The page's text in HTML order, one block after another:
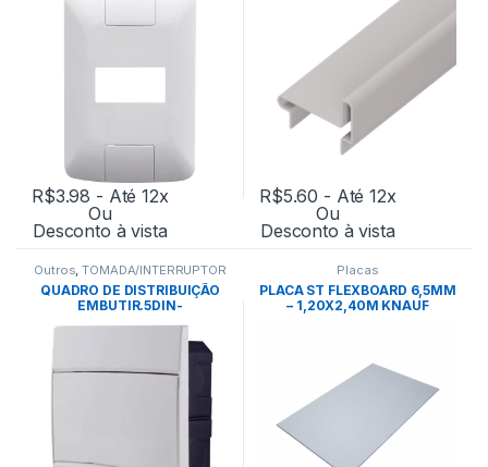
R$3.98 - Até 12x
Ou
Desconto à vista
R$5.60 - Até 12x
Ou
Desconto à vista
Outros,TOMADA/INTERRUPTOR
QUADRO DE DISTRIBUIÇÃO
EMBUTIR.5DIN-
Placas
PLACA ST FLEXBOARD 6,5MM
– 1,20X2,40M KNAUF